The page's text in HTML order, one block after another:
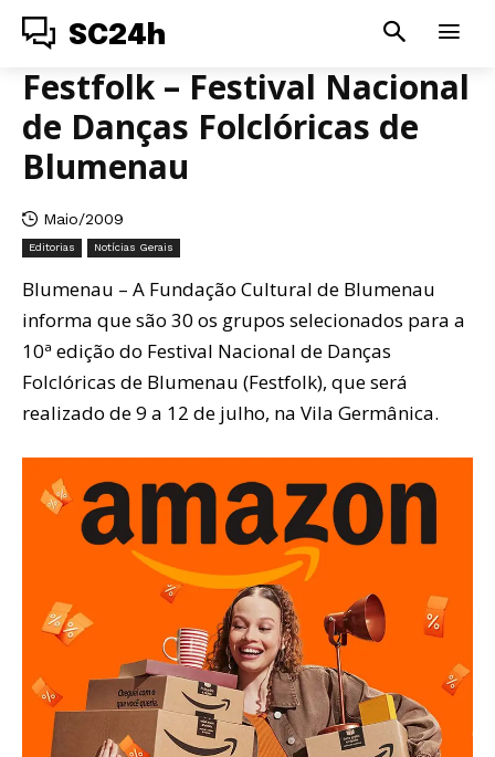
SC24h
Festfolk – Festival Nacional
de Danças Folclóricas de
Blumenau
Maio/2009
Editorias Notícias Gerais
Blumenau – A Fundação Cultural de Blumenau
informa que são 30 os grupos selecionados para a
10ª edição do Festival Nacional de Danças
Folclóricas de Blumenau (Festfolk), que será
realizado de 9 a 12 de julho, na Vila Germânica.